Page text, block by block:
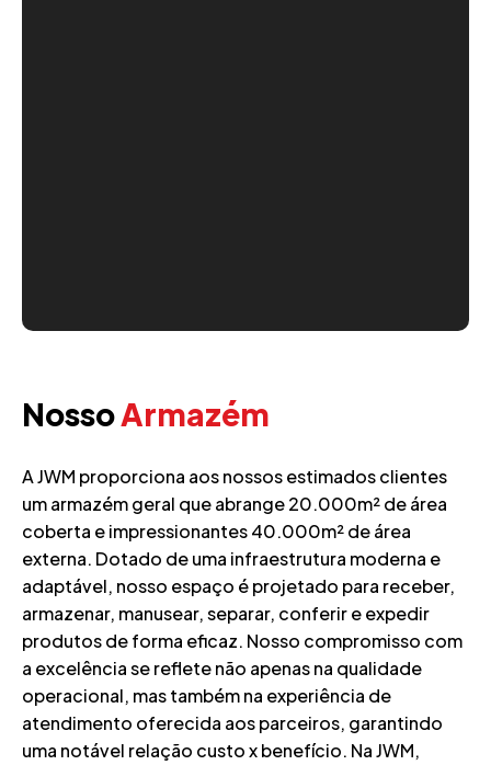
NossoArmazém
A JWM proporciona aos nossos estimados clientes
um armazém geral que abrange 20.000m² de área
coberta e impressionantes 40.000m² de área
externa. Dotado de uma infraestrutura moderna e
adaptável, nosso espaço é projetado para receber,
armazenar, manusear, separar, conferir e expedir
produtos de forma eficaz. Nosso compromisso com
a excelência se reflete não apenas na qualidade
operacional, mas também na experiência de
atendimento oferecida aos parceiros, garantindo
uma notável relação custo x benefício. Na JWM,